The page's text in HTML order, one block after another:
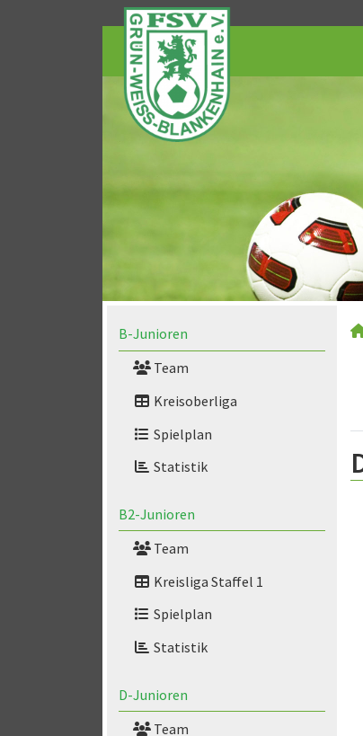
B-Junioren
Team
Kreisoberliga
Spielplan
Statistik
B2-Junioren
Team
Kreisliga Staffel 1
Spielplan
Statistik
D-Junioren
Team